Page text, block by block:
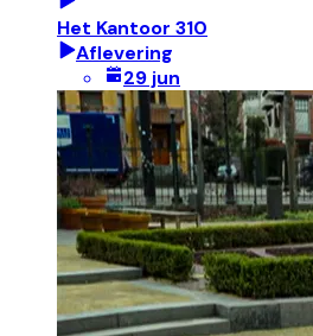
Het Kantoor 310
Aflevering
29 jun